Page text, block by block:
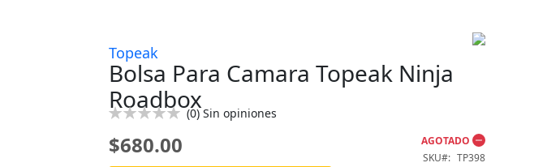
Topeak
Bolsa Para Camara Topeak Ninja
Roadbox
Calificación:
(0) Sin opiniones
$680.00
AGOTADO
SKU
TP398